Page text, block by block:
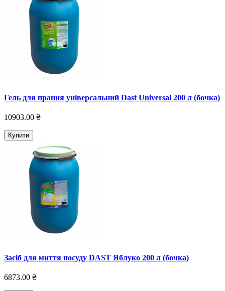
Гель для прання універсальний Dast Universal 200 л (бочка)
10903.00 ₴
Купити
Зaciб для миття посуду DAST Яблуко 200 л (бочка)
6873.00 ₴